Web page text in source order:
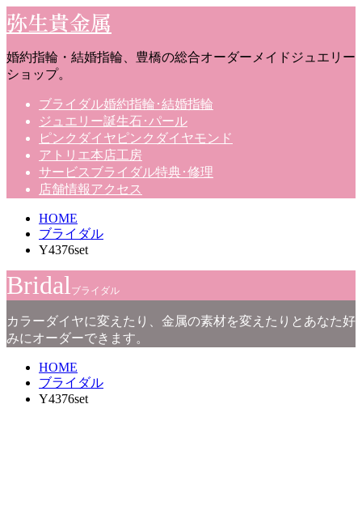
弥生貴金属
婚約指輪・結婚指輪、豊橋の総合オーダーメイドジュエリー
ショップ。
ブライダル婚約指輪･結婚指輪
ジュエリー誕生石･パール
ピンクダイヤ ピンクダイヤモンド
アトリエ本店工房
サービス ブライダル特典･修理
店舗情報アクセス
HOME
ブライダル
Y4376set
Bridal ブライダル
カラーダイヤに変えたり、金属の素材を変えたりとあなた好
みにオーダーできます。
HOME
ブライダル
Y4376set